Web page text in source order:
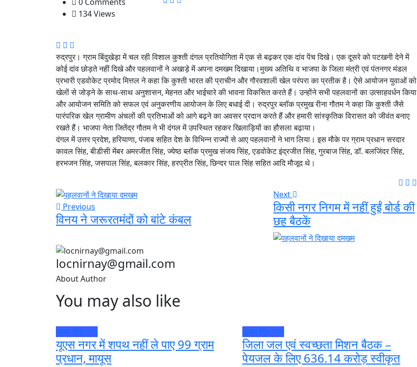
134 Views
रुद्रपुर। ग्राम बिंदुखेड़ा में चल रही विशाल कुश्ती दंगल प्रतियोगिता में एक से बढ़कर एक दांव पेंच दिखे। एक दूसरे को पटखनी देने में
कोई दांव छोड़ते नहीं दिखे और पहलवानों ने अखाड़े में अपना दमखम दिखाया।मुख्य अतिथि व भाजपा के जिला मंत्री एवं पंतनगर मंडल
प्रभारी एडवोकेट प्रमोद मित्तल ने कहा कि कुश्ती भारत की प्राचीन और गौरवशाली खेल परंपरा का प्रतीक है। ऐसे आयोजन युवाओं को
खेलों से जोड़ने के साथ-साथ अनुशासन, मेहनत और भाईचारे की भावना विकसित करते हैं। उन्होंने सभी पहलवानों का उत्साहवर्धन किया
और आयोजन समिति को सफल एवं अनुकरणीय आयोजन के लिए बधाई दी। रुद्रपुर ब्लॉक प्रमुख रीना गौतम ने कहा कि कुश्ती जैसे
पारंपरिक खेल ग्रामीण अंचलों की प्रतिभाओं को आगे बढ़ने का अवसर प्रदान करते हैं और हमारी सांस्कृतिक विरासत को जीवंत बनाए
रखते हैं। भाजपा नेता जितेंद्र गौतम ने भी दंगल में उपस्थित रहकर खिलाड़ियों का हौसला बढ़ाया।
दंगल में उत्तर प्रदेश, हरियाणा, पंजाब सहित देश के विभिन्न राज्यों से आए पहलवानों ने भाग लिया। इस मौके पर ग्राम प्रधान सरदार
कावल सिंह, बीडीसी मेंबर अमरजीत सिंह, ज्येष्ठ ब्लॉक प्रमुख संजय सिंह, एडवोकेट इंद्रजीत सिंह, गुरबाज सिंह, डॉ. बलजिंदर सिंह,
हरभजन सिंह, जसपाल सिंह, बलकार सिंह, हरप्रीत सिंह, छिन्दर पाल सिंह सहित आदि मौजूद थे।
Previous
विनय ने जरूरतमंदों को बांटे कंबल
Next
किसी नगर निगम में नहीं हुईं बोर्ड की
छह बैठकें
locnirnay@gmail.com
About Author
You may also like
ऊधम सिंह नगर
यूएस नगर में शपथ नहीं ले पाए 99 ग्राम
प्रधान, मायूस
ऊधम सिंह नगर
जिला जल एवं स्वच्छता मिशन बैठक –
पेयजल के लिए 636.14 करोड़ स्वीकृत